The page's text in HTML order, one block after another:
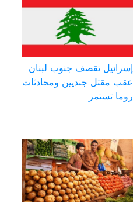
إسرائيل تقصف جنوب لبنان
عقب مقتل جنديين ومحادثات
روما تستمر